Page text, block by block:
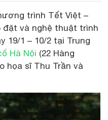
trình Tết Việt –
đặt và nghệ thuật trình
19/1 – 10/2 tại Trung
Hà Nội (22 Hàng
họa sĩ Thu Trần và